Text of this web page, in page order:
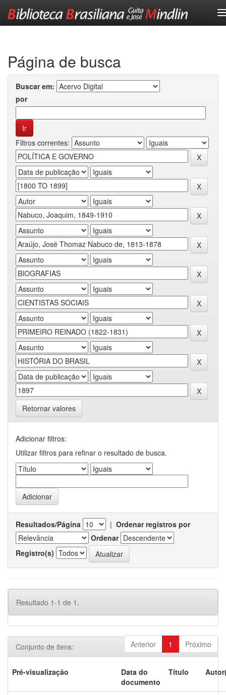
Página de busca
Buscar em:
por
Filtros correntes:
Retornar valores
Adicionar filtros:
Utilizar filtros para refinar o resultado de busca.
Resultados/Página | Ordenar registros por
Ordenar
Registro(s)
Resultado 1-1 de 1.
Anterior 1 Próximo
Conjunto de itens:
Pré-visualização
Data do
documento
Título